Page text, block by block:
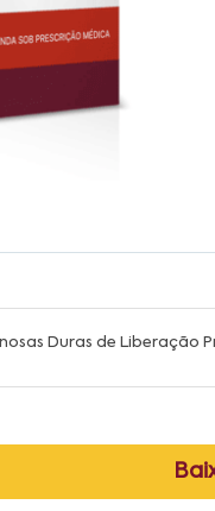
Duras de Liberação